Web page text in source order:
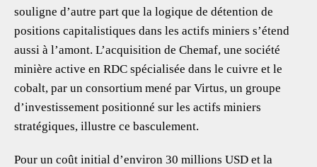
souligne d’autre part que la logique de détention de
positions capitalistiques dans les actifs miniers s’étend
aussi à l’amont. L’acquisition de Chemaf, une société
minière active en RDC spécialisée dans le cuivre et le
cobalt, par un consortium mené par Virtus, un groupe
d’investissement positionné sur les actifs miniers
stratégiques, illustre ce basculement.
Pour un coût initial d’environ 30 millions USD et la